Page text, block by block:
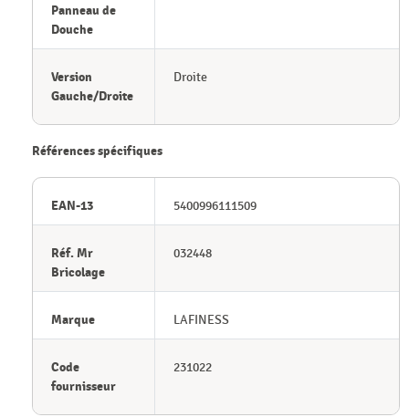
Panneau de
Douche
Version
Gauche/Droite
Droite
Références spécifiques
EAN-13 5400996111509
Réf. Mr
Bricolage
032448
Marque LAFINESS
Code
fournisseur
231022